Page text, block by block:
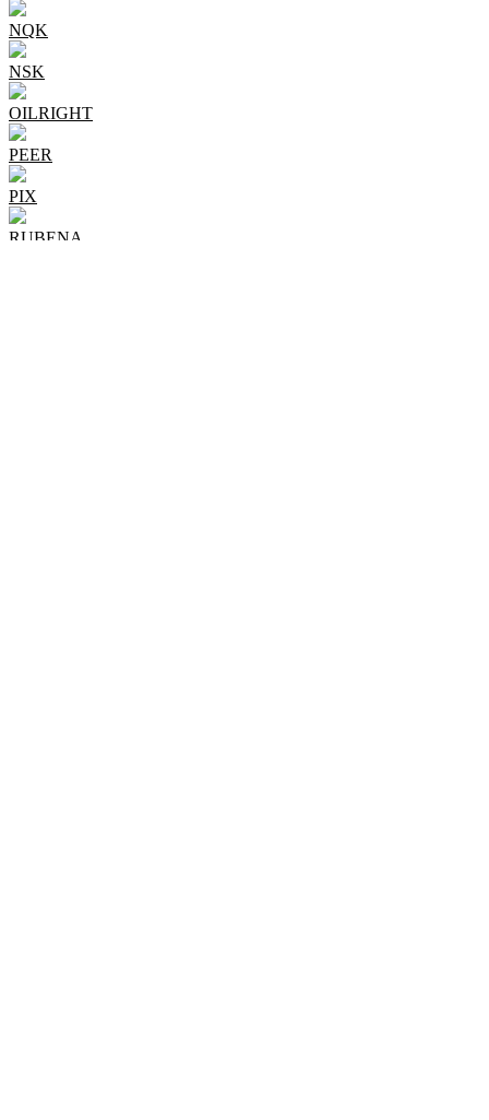
NQK
NSK
OILRIGHT
PEER
PIX
RUBENA